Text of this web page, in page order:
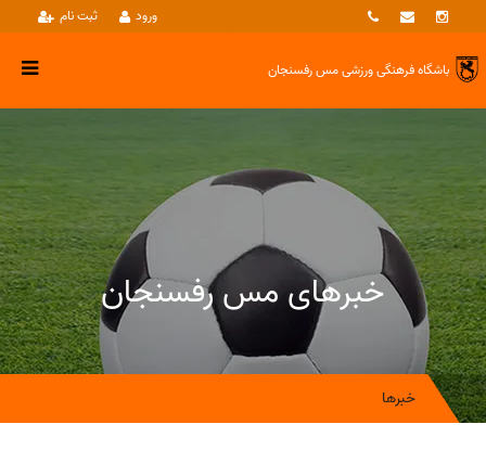
ثبت نام ورود
باشگاه فرهنگی ورزشیمس رفسنجان
خبرهای مس رفسنجان
خبرها